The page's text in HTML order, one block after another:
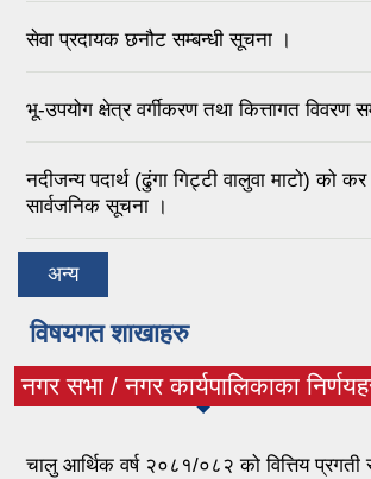
सेवा प्रदायक छनौट सम्बन्धी सूचना ।
भू-उपयोग क्षेत्र वर्गीकरण तथा कित्तागत विवरण
नदीजन्य पदार्थ (ढुंगा गिट्टी वालुवा माटो) को
सार्वजनिक सूचना ।
अन्य
विषयगत शाखाहरु
नगर सभा / नगर कार्यपालिकाका
(active tab)
चालु आर्थिक वर्ष २०८१/०८२ को वित्तिय प्रगती